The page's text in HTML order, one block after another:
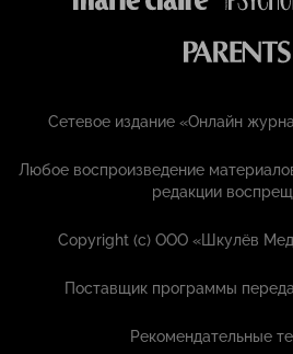
Сетевое издание «Онлайн
Любое воспроизведение
редакции
Copyright (с) ООО «Шкулёв
Поставщик программы
Рекомендательные